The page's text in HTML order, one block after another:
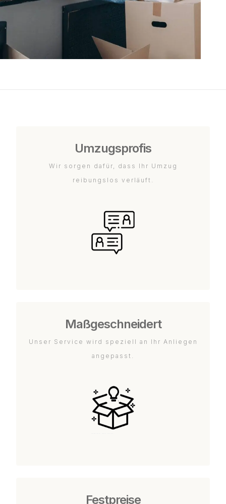
Umzugsprofis
Wir sorgen dafür, dass Ihr Umzug
reibungslos verläuft.
Maßgeschneidert
Unser Service wird speziell an Ihr Anliegen
angepasst.
Festpreise